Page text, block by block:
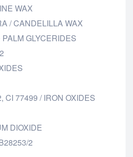
WAX
/ CANDELILLA WAX
GLYCERIDES
CI 77499 / IRON OXIDES
DIOXIDE
2